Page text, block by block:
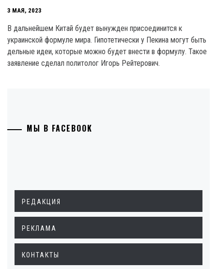
3 МАЯ, 2023
В дальнейшем Китай будет вынужден присоединится к
украинской формуле мира. Гипотетически у Пекина могут быть
дельные идеи, которые можно будет внести в формулу. Такое
заявление сделал политолог Игорь Рейтерович.
МЫ В FACEBOOK
РЕДАКЦИЯ
РЕКЛАМА
КОНТАКТЫ